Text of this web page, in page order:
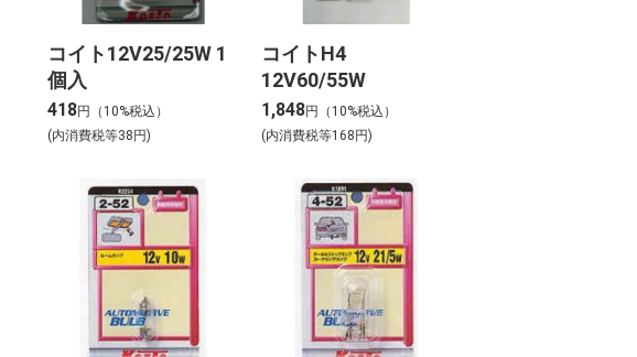
コイト12V25/25W 1
個入
418円（10%税込）
(内消費税等38円)
コイトH4
12V60/55W
1,848円（10%税込）
(内消費税等168円)